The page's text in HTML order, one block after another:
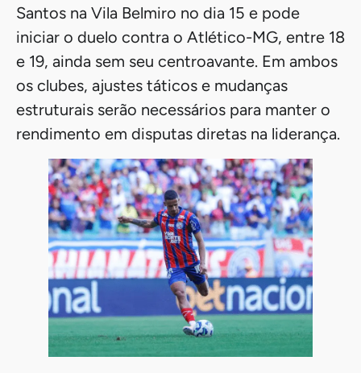
Santos na Vila Belmiro no dia 15 e pode
iniciar o duelo contra o Atlético-MG, entre 18
e 19, ainda sem seu centroavante. Em ambos
os clubes, ajustes táticos e mudanças
estruturais serão necessários para manter o
rendimento em disputas diretas na liderança.